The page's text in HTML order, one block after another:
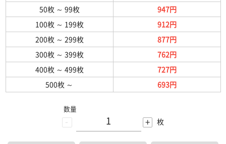
50枚 ～ 99枚
947円
100枚 ～ 199枚
912円
200枚 ～ 299枚
877円
300枚 ～ 399枚
762円
400枚 ～ 499枚
727円
500枚 ～ 693円
-
数量
+ 枚